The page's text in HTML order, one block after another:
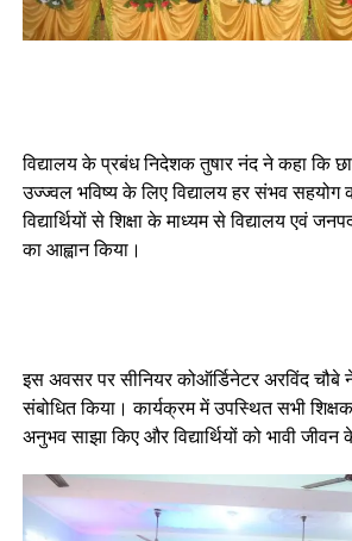
विद्यालय के प्रबंध निदेशक तुषार नंद ने कहा कि
उज्ज्वल भविष्य के लिए विद्यालय हर संभव सहयोग
विद्यार्थियों से शिक्षा के माध्यम से विद्यालय एवं
का आह्वान किया।
इस अवसर पर सीनियर कोऑर्डिनेटर अरविंद चौबे
संबोधित किया। कार्यक्रम में उपस्थित सभी
अनुभव साझा किए और विद्यार्थियों को भावी